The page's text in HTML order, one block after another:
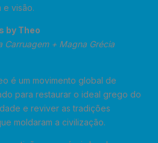
e visão.
by Theo
Carruagem + Magna Grécia
é um movimento global de
para restaurar o ideal grego do
e reviver as tradições
moldaram a civilização.